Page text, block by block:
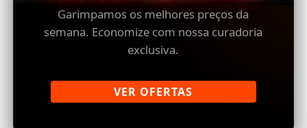
Garimpamos os melhores preços da
semana. Economize com nossa curadoria
exclusiva.
VER OFERTAS